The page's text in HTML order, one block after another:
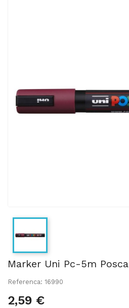
Marker Uni Pc-5m Posca
Referenca: 16990
2,59 €